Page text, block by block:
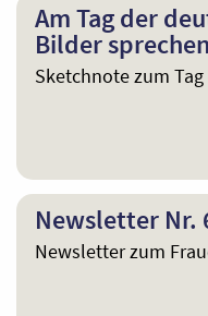
Am Tag der
Bilder
Sketchnote zum
Newsletter Nr.
Newsletter zum